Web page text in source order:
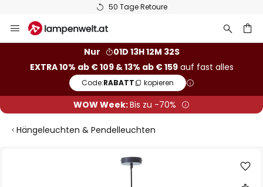
50 Tage Retoure
Inhalt
Nur
01D 13H 12M 31S
EXTRA 10% ab € 109 & 13% ab € 159auf fast alles
Code:RABATT kopieren
WOW Week:Bis zu -70%
Hängeleuchten & Pendelleuchten